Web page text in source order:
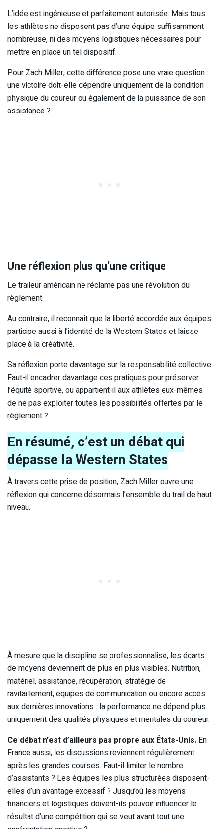
L’idée est ingénieuse et parfaitement autorisée. Mais tous
les athlètes ne disposent pas d’une équipe suffisamment
nombreuse, ni des moyens logistiques nécessaires pour
mettre en place un tel dispositif.
Pour Zach Miller, cette différence pose une vraie question :
une victoire doit-elle dépendre uniquement de la condition
physique du coureur ou également de la puissance de son
assistance ?
Une réflexion plus qu’une critique
Le traileur américain ne réclame pas une révolution du
règlement.
Au contraire, il reconnaît que la liberté accordée aux équipes
participe aussi à l’identité de la Western States et laisse
place à la créativité.
Sa réflexion porte davantage sur la responsabilité collective.
Faut-il encadrer davantage ces pratiques pour préserver
l’équité sportive, ou appartient-il aux athlètes eux-mêmes
de ne pas exploiter toutes les possibilités offertes par le
règlement ?
En résumé, c’est un débat qui
dépasse la Western States
À travers cette prise de position, Zach Miller ouvre une
réflexion qui concerne désormais l’ensemble du trail de haut
niveau.
À mesure que la discipline se professionnalise, les écarts
de moyens deviennent de plus en plus visibles. Nutrition,
matériel, assistance, récupération, stratégie de
ravitaillement, équipes de communication ou encore accès
aux dernières innovations : la performance ne dépend plus
uniquement des qualités physiques et mentales du coureur.
Ce débat n’est d’ailleurs pas propre aux États-Unis. En
France aussi, les discussions reviennent régulièrement
après les grandes courses. Faut-il limiter le nombre
d’assistants ? Les équipes les plus structurées disposent-
elles d’un avantage excessif ? Jusqu’où les moyens
financiers et logistiques doivent-ils pouvoir influencer le
résultat d’une compétition qui se veut avant tout une